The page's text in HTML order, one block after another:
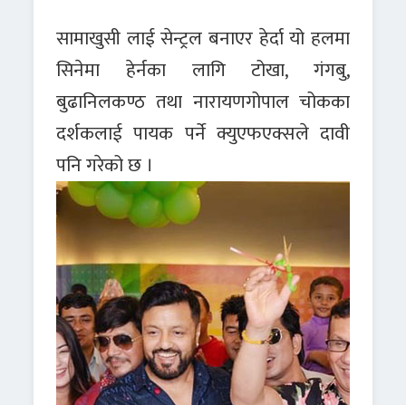
सामाखुसी लाई सेन्ट्रल बनाएर हेर्दा यो हलमा
सिनेमा हेर्नका लागि टोखा, गंगबु,
बुढानिलकण्ठ तथा नारायणगोपाल चोकका
दर्शकलाई पायक पर्ने क्युएफएक्सले दावी
पनि गरेको छ ।